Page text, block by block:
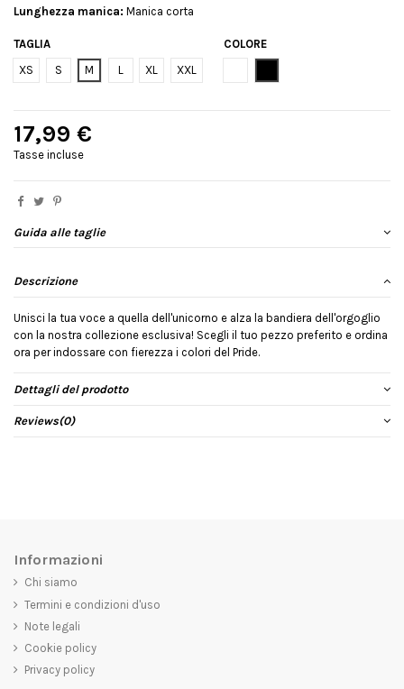
Lunghezza manica: Manica corta
TAGLIA
XS
S M L XL XXL
COLORE
17,99 €
Tasse incluse
Guida alle taglie
Descrizione
Unisci la tua voce a quella dell'unicorno e alza la bandiera dell'orgoglio
con la nostra collezione esclusiva! Scegli il tuo pezzo preferito e ordina
ora per indossare con fierezza i colori del Pride.
Dettagli del prodotto
Reviews(0)
Informazioni
Chi siamo
Termini e condizioni d'uso
Note legali
Cookie policy
Privacy policy